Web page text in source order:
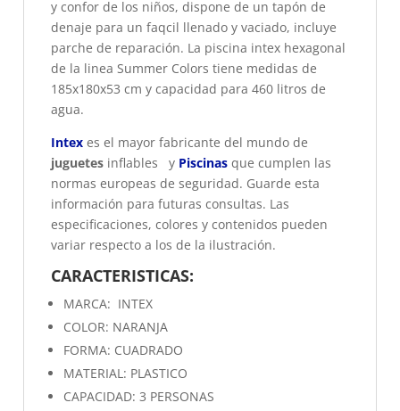
y confor de los niños, dispone de un tapón de
denaje para un faqcil llenado y vaciado, incluye
parche de reparación. La piscina intex hexagonal
de la linea Summer Colors tiene medidas de
185x180x53 cm y capacidad para 460 litros de
agua.
Intex es el mayor fabricante del mundo de
juguetes inflables y Piscinas que cumplen las
normas europeas de seguridad. Guarde esta
información para futuras consultas. Las
especificaciones, colores y contenidos pueden
variar respecto a los de la ilustración.
CARACTERISTICAS:
MARCA: INTEX
COLOR: NARANJA
FORMA: CUADRADO
MATERIAL: PLASTICO
CAPACIDAD: 3 PERSONAS